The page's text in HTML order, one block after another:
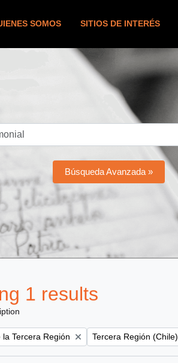
SOMOS SITIOS DE INTERÉS
Búsqueda Avanzada »
1 results
Tercera Región Remove filter:
Tercera Región (Chile)